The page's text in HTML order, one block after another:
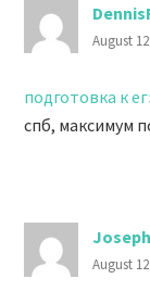
August
подготовка к
спб, максимум
August